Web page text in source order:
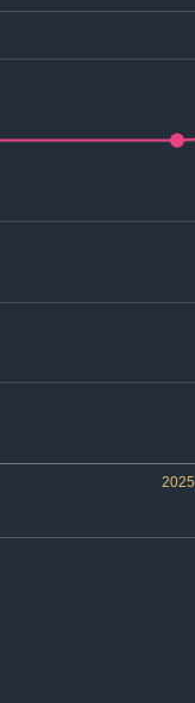
2025